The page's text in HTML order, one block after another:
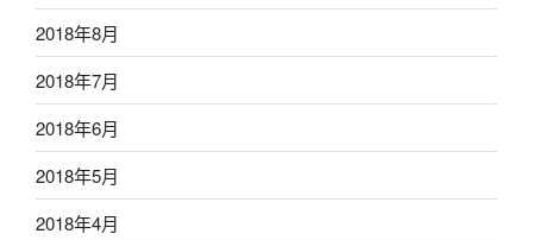
2018年8月
2018年7月
2018年6月
2018年5月
2018年4月